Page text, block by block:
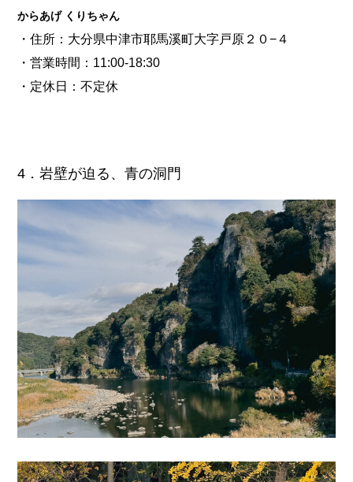
からあげ くりちゃん
・住所：大分県中津市耶馬溪町大字戸原２０−４
・営業時間：11:00-18:30
・定休日：不定休
4．岩壁が迫る、青の洞門